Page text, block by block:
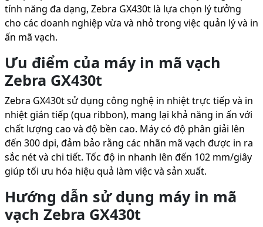
tính năng đa dạng, Zebra GX430t là lựa chọn lý tưởng
cho các doanh nghiệp vừa và nhỏ trong việc quản lý và in
ấn mã vạch.
Ưu điểm của máy in mã vạch
Zebra GX430t
Zebra GX430t sử dụng công nghệ in nhiệt trực tiếp và in
nhiệt gián tiếp (qua ribbon), mang lại khả năng in ấn với
chất lượng cao và độ bền cao. Máy có độ phân giải lên
đến 300 dpi, đảm bảo rằng các nhãn mã vạch được in ra
sắc nét và chi tiết. Tốc độ in nhanh lên đến 102 mm/giây
giúp tối ưu hóa hiệu quả làm việc và sản xuất.
Hướng dẫn sử dụng máy in mã
vạch Zebra GX430t